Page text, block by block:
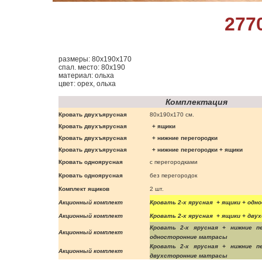
размеры: 80х190х170
спал. место: 80х190
материал: ольха
цвет: орех, ольха
Комплектация
Кровать двухъярусная
80х190х170 см.
Кровать двухъярусная
+ ящики
Кровать двухъярусная
+ нижние перегородки
Кровать двухъярусная
+ нижние перегородки + ящики
Кровать одноярусная
с перегородками
Кровать одноярусная без перегородок
Комплект ящиков 2 шт.
Акционный комплект Кровать 2-х ярусная + ящики +
Акционный комплект Кровать 2-х ярусная + ящики +
Акционный комплект
Кровать 2-х ярусная + нижние
односторонние матрасы
Акционный комплект
Кровать 2-х ярусная + нижние
двухсторонние матрасы